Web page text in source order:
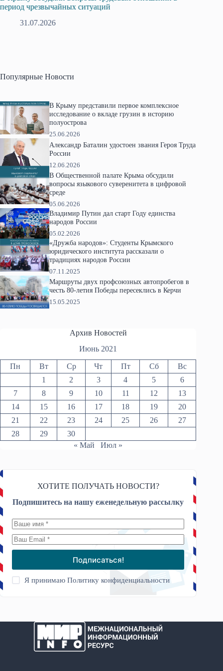
период чрезвычайных ситуаций
31.07.2026
Популярные Новости
В Крыму представили первое комплексное
исследование о вкладе грузин в историю
полуострова
25.06.2026
Александр Баталин удостоен звания Героя Труда
России
12.06.2026
В Общественной палате Крыма обсудили
вопросы языкового суверенитета в цифровой
среде
05.06.2026
Владимир Путин дал старт Году единства
народов России
05.02.2026
«Дружба народов»: Студенты Крымского
юридического института рассказали о
традициях народов России
07.11.2025
Маршруты двух профсоюзных автопробегов в
честь 80-летия Победы пересеклись в Керчи
15.05.2025
Архив Новостей
Июнь 2021
Пн Вт Ср Чт Пт Сб
Вс
1
2 3 4 5
6
7
8 9 10 11 12
13
14
15 16 17 18 19
20
21
22 23 24 25 26
27
28
29
30
« Май
Июл »
ХОТИТЕ ПОЛУЧАТЬ НОВОСТИ?
Подпишитесь на нашу еженедельную рассылку
Подписаться!
Я принимаюПолитику конфиденциальности